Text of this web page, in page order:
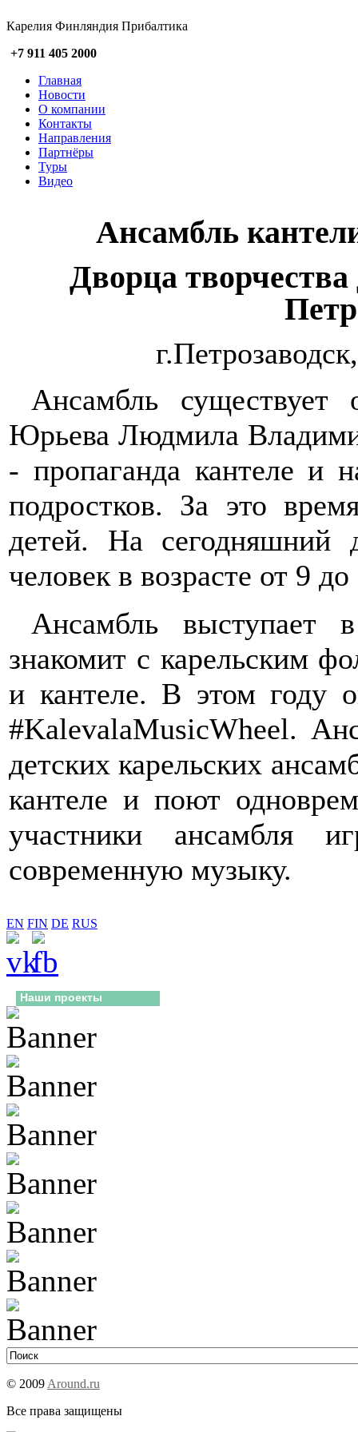
Карелия Финляндия Прибалтика
+7 911 405 2000
Главная
Новости
О компании
Контакты
Направления
Партнёры
Туры
Видео
Ансамбль
Дворца
Ансамбль существует
Юрьева Людмила
- пропаганда кантеле и
подростков. За это
детей. На сегодняшний
человек в возрасте от 9 до
Ансамбль выступает
знакомит с карельским
и кантеле. В этом году
#KalevalaMusicWheel.
детских карельских
кантеле и поют
участники ансамбля
современную музыку.
EN FIN DE RUS
Наши проекты
© 2009 Around.ru
Все права защищены